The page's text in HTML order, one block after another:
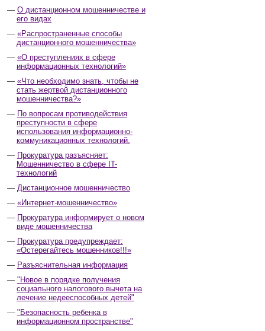
О дистанционном мошенничестве и
его видах
«Распространенные способы
дистанционного мошенничества»
«О преступлениях в сфере
информационных технологий»
«Что необходимо знать, чтобы не
стать жертвой дистанционного
мошенничества?»
По вопросам противодействия
преступности в сфере
использования информационно-
коммуникационных технологий.
Прокуратура разъясняет:
Мошенничество в сфере IT-
технологий
Дистанционное мошенничество
«Интернет-мошенничество»
Прокуратура информирует о новом
виде мошенничества
Прокуратура предупреждает:
«Остерегайтесь мошенников!!!»
Разъяснительная информация
"Новое в порядке получения
социального налогового вычета на
лечение недееспособных детей"
"Безопасность ребенка в
информационном пространстве"